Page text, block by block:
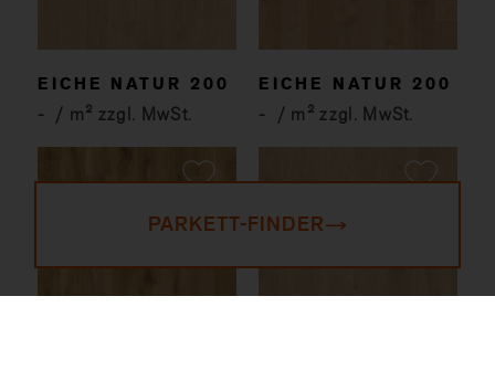
PARKETT-FINDER
EICHE NATUR 200
- / m² zzgl. MwSt.
EICHE NATUR 200
- / m² zzgl. MwSt.